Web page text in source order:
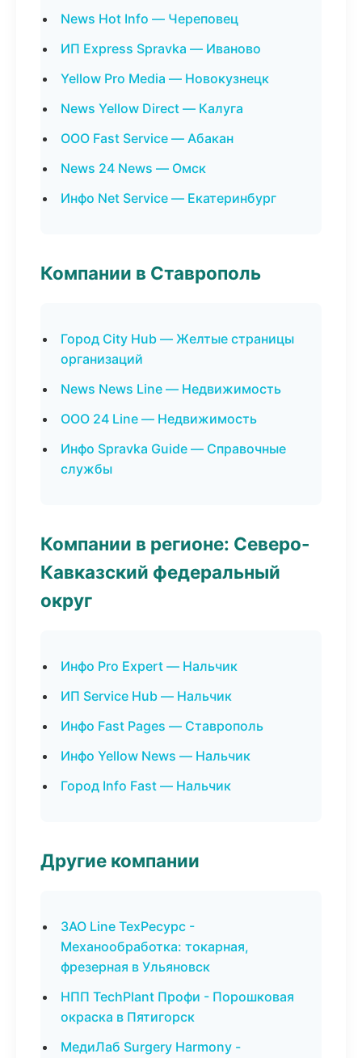
News Hot Info — Череповец
ИП Express Spravka — Иваново
Yellow Pro Media — Новокузнецк
News Yellow Direct — Калуга
ООО Fast Service — Абакан
News 24 News — Омск
Инфо Net Service — Екатеринбург
Компании в Ставрополь
Город City Hub — Желтые страницы
организаций
News News Line — Недвижимость
ООО 24 Line — Недвижимость
Инфо Spravka Guide — Справочные
службы
Компании в регионе: Северо-
Кавказский федеральный
округ
Инфо Pro Expert — Нальчик
ИП Service Hub — Нальчик
Инфо Fast Pages — Ставрополь
Инфо Yellow News — Нальчик
Город Info Fast — Нальчик
Другие компании
ЗАО Line ТехРесурс -
Механообработка: токарная,
фрезерная в Ульяновск
НПП TechPlant Профи - Порошковая
окраска в Пятигорск
МедиЛаб Surgery Harmony -